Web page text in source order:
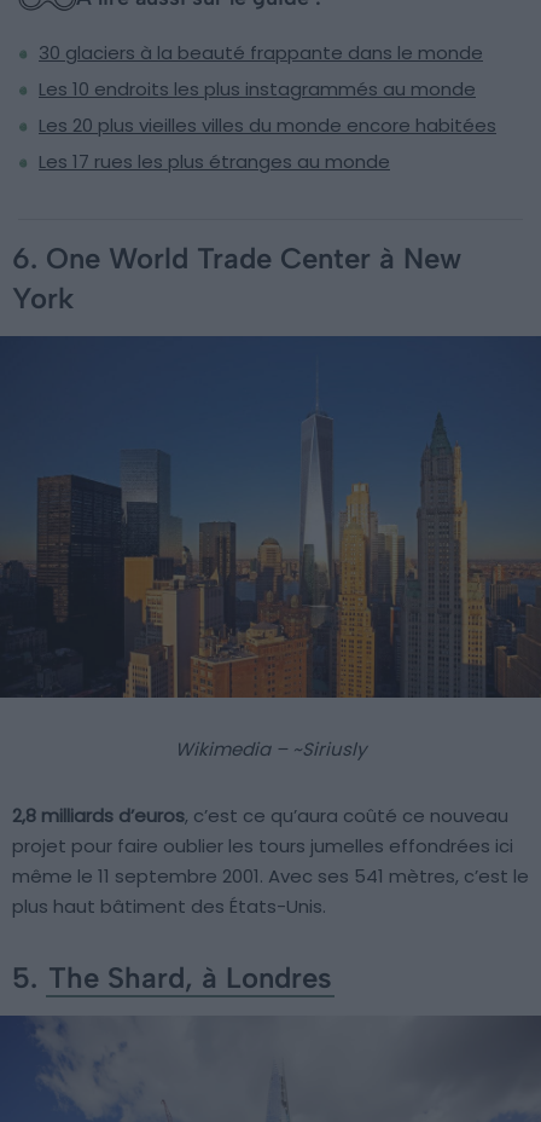
30 glaciers à la beauté frappante dans le monde
Les 10 endroits les plus instagrammés au monde
Les 20 plus vieilles villes du monde encore habitées
Les 17 rues les plus étranges au monde
6. One World Trade Center à New
York
Wikimedia – ~Siriusly
2,8 milliards d’euros, c’est ce qu’aura coûté ce nouveau
projet pour faire oublier les tours jumelles effondrées ici
même le 11 septembre 2001. Avec ses 541 mètres, c’est le
plus haut bâtiment des États-Unis.
5. The Shard, à Londres